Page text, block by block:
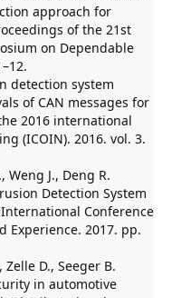
approach for
of the 21st
on Dependable
detection system
of CAN messages for
2016 international
(ICOIN). 2016. vol. 3.
Weng J., Deng R.
Detection System
Conference
Experience. 2017. pp.
Zelle D., Seeger B.
in automotive